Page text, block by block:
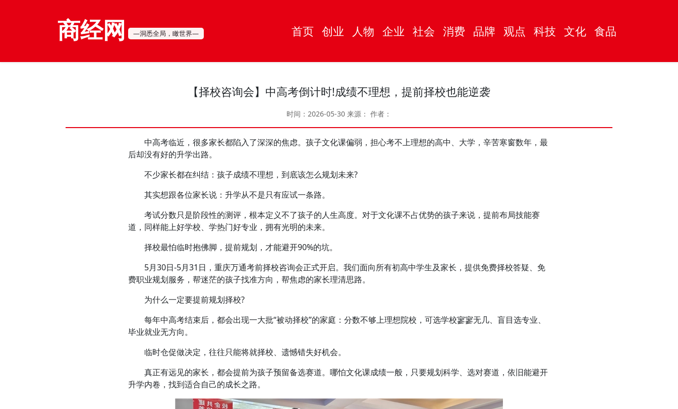
商经网 —洞悉全局，瞰世界— 首页 创业 人物 企业 社会 消费 品牌 观点 科技 文化 食品
【择校咨询会】中高考倒计时!成绩不理想，提前择校也能逆袭
时间：2026-05-30 来源： 作者：
中高考临近，很多家长都陷入了深深的焦虑。孩子文化课偏弱，担心考不上理想的高中、大学，辛苦寒窗数年，最
后却没有好的升学出路。
不少家长都在纠结：孩子成绩不理想，到底该怎么规划未来?
其实想跟各位家长说：升学从不是只有应试一条路。
考试分数只是阶段性的测评，根本定义不了孩子的人生高度。对于文化课不占优势的孩子来说，提前布局技能赛
道，同样能上好学校、学热门好专业，拥有光明的未来。
择校最怕临时抱佛脚，提前规划，才能避开90%的坑。
5月30日-5月31日，重庆万通考前择校咨询会正式开启。我们面向所有初高中学生及家长，提供免费择校答疑、免
费职业规划服务，帮迷茫的孩子找准方向，帮焦虑的家长理清思路。
为什么一定要提前规划择校?
每年中高考结束后，都会出现一大批“被动择校”的家庭：分数不够上理想院校，可选学校寥寥无几、盲目选专业、
毕业就业无方向。
临时仓促做决定，往往只能将就择校、遗憾错失好机会。
真正有远见的家长，都会提前为孩子预留备选赛道。哪怕文化课成绩一般，只要规划科学、选对赛道，依旧能避开
升学内卷，找到适合自己的成长之路。